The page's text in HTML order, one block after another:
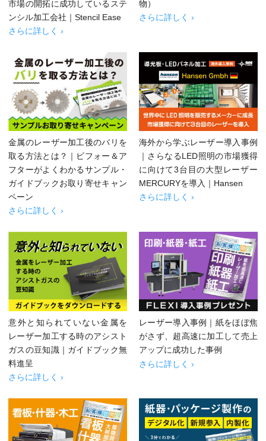
市場の開拓に成功しているステ
ンシル加工会社｜Stencil Ease
さらに詳しく ›
物）
さらに詳しく ›
金属のレーザー加工後のバリを
取る方法とは？｜ビフォー＆ア
フターがよくわかるサンプル・
ガイドブックお取り寄せキャン
ペーン
さらに詳しく ›
海外から学ぶレーザー導入事例
｜さらなるLED照明の市場獲得
に向けて3台目の大型レーザー
MERCURYを導入｜Hansen
さらに詳しく ›
意外と知られていない金属を
レーザー加工する時のアシスト
ガスの豆知識｜ガイドブック無
料進呈
さらに詳しく ›
レーザー導入事例｜紙をほぼ焦
がさず、超高速に加工して売上
アップに成功した事例
さらに詳しく ›